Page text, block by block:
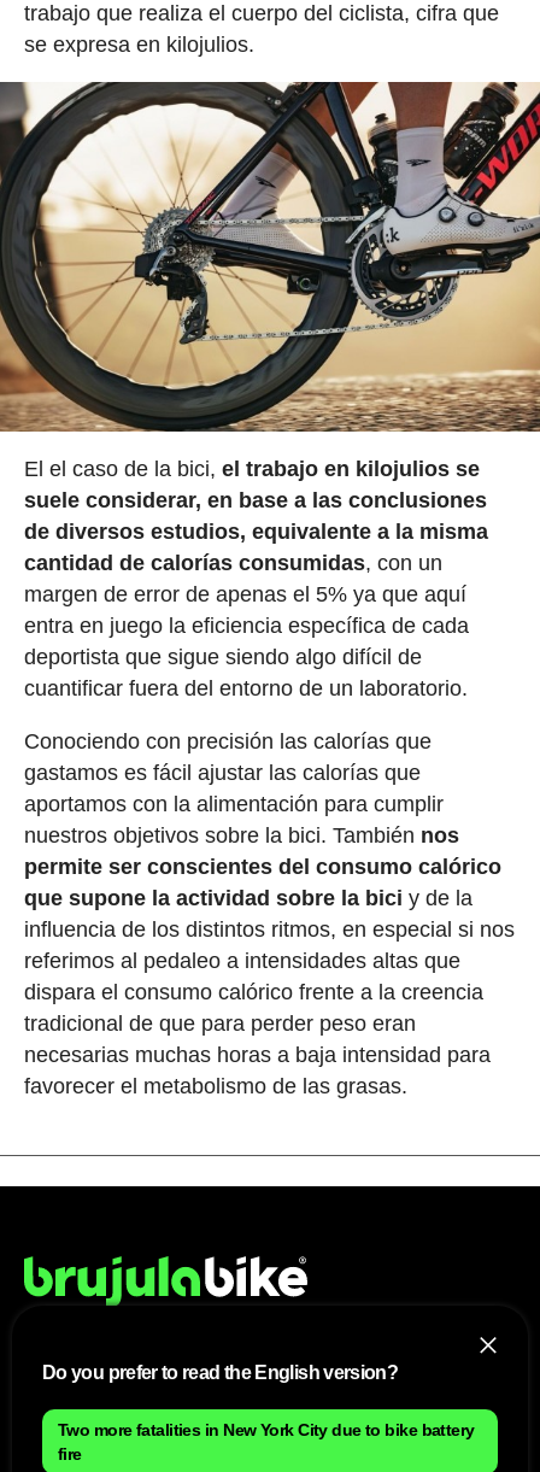
trabajo que realiza el cuerpo del ciclista, cifra que
se expresa en kilojulios.
El el caso de la bici, el trabajo en kilojulios se
suele considerar, en base a las conclusiones
de diversos estudios, equivalente a la misma
cantidad de calorías consumidas, con un
margen de error de apenas el 5% ya que aquí
entra en juego la eficiencia específica de cada
deportista que sigue siendo algo difícil de
cuantificar fuera del entorno de un laboratorio.
Conociendo con precisión las calorías que
gastamos es fácil ajustar las calorías que
aportamos con la alimentación para cumplir
nuestros objetivos sobre la bici. También nos
permite ser conscientes del consumo calórico
que supone la actividad sobre la bici y de la
influencia de los distintos ritmos, en especial si nos
referimos al pedaleo a intensidades altas que
dispara el consumo calórico frente a la creencia
tradicional de que para perder peso eran
necesarias muchas horas a baja intensidad para
favorecer el metabolismo de las grasas.
NOSOTROS
Mapa del sitio
Aviso Legal
Anúnciate con nosotros
Do you prefer to read the English version?
Two more fatalities in New York City due to bike battery
fire